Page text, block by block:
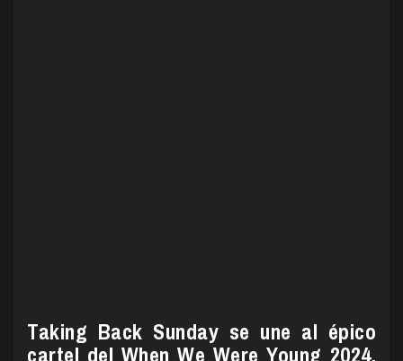
Taking Back Sunday se une al épico
cartel del When We Were Young 2024,